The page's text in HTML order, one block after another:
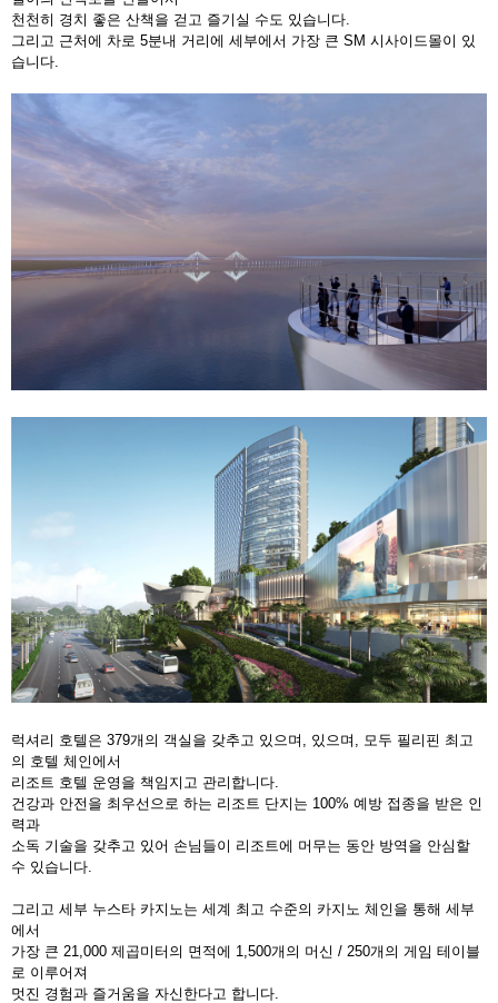
천천히 경치 좋은 산책을 걷고 즐기실 수도 있습니다.
그리고 근처에 차로 5분내 거리에 세부에서 가장 큰 SM 시사이드몰이 있
습니다.
럭셔리 호텔은 379개의 객실을 갖추고 있으며, 있으며, 모두 필리핀 최고
의 호텔 체인에서
리조트 호텔 운영을 책임지고 관리합니다.
건강과 안전을 최우선으로 하는 리조트 단지는 100% 예방 접종을 받은 인
력과
소독 기술을 갖추고 있어 손님들이 리조트에 머무는 동안 방역을 안심할
수 있습니다.
그리고 세부 누스타 카지노는 세계 최고 수준의 카지노 체인을 통해 세부
에서
가장 큰 21,000 제곱미터의 면적에 1,500개의 머신 / 250개의 게임 테이블
로 이루어져
멋진 경험과 즐거움을 자신한다고 합니다.